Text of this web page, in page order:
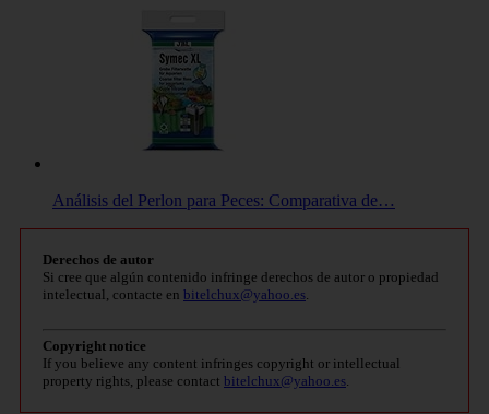
Análisis del Perlon para Peces: Comparativa de…
Derechos de autor
Si cree que algún contenido infringe derechos de autor o propiedad
intelectual, contacte en bitelchux@yahoo.es.
Copyright notice
If you believe any content infringes copyright or intellectual
property rights, please contact bitelchux@yahoo.es.